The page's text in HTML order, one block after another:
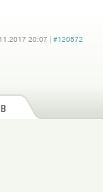
20:07
#120572